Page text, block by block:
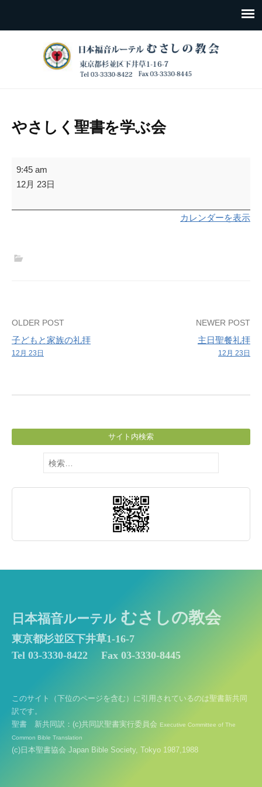
やさしく聖書を学ぶ会
や
さ
く
9:45 am
12月 23日
カレンダーを表示
Post
navigation
OLDER POST
子どもと家族の礼拝
12月 23日
NEWER POST
主日聖餐礼拝
12月 23日
サイト内検索
検
索:
日本福音ルーテル むさしの教会
東京都杉並区下井草1-16-7
Tel 03-3330-8422
Fax 03-3330-8445
このサイト（下位のページを含む）に引用されているのは聖書新共同
訳です。
聖書 新共同訳：(c)共同訳聖書実行委員会 Executive Committee of The
Common Bible Translation
(c)日本聖書協会 Japan Bible Society, Tokyo 1987,1988